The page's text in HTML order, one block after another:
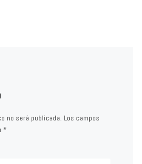
no será publicada. Los campos
*